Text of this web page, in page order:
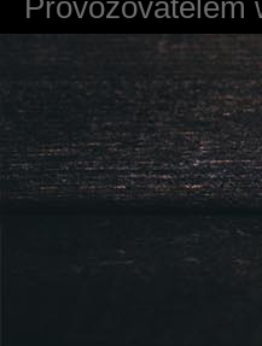
Provozovatelem
724 111 234
Právnická
Městský soud
Sídlem: